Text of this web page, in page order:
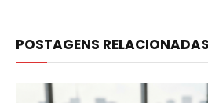
POSTAGENS RELACIONADAS